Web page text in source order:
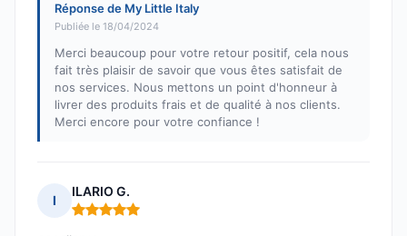
Réponse de My Little Italy
Publiée le 18/04/2024
Merci beaucoup pour votre retour positif, cela nous
fait très plaisir de savoir que vous êtes satisfait de
nos services. Nous mettons un point d'honneur à
livrer des produits frais et de qualité à nos clients.
Merci encore pour votre confiance !
I
ILARIO G.
Note : 5 sur 5